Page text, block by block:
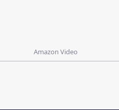
Amazon Video